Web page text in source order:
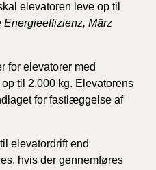
elevatoren leve op til
Energieeffizienz, März
for elevatorer med
til 2.000 kg. Elevatorens
for fastlæggelse af
elevatordrift end
hvis der gennemføres